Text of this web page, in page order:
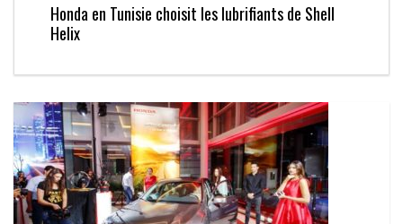
Honda en Tunisie choisit les lubrifiants de Shell
Helix